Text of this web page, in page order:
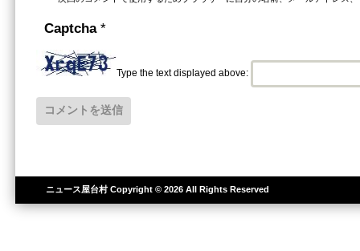
Captcha *
Type the text displayed above:
ニュース屋台村Copyright © 2026 All Rights Reserved